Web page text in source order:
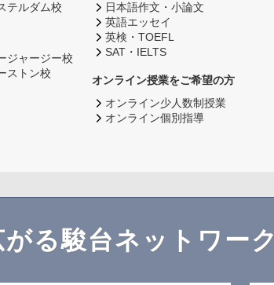
テルダム校
ジャージー校
ストン校
日本語作文・小論文
英語エッセイ
英検・TOEFL
SAT・IELTS
オンライン授業をご希望の方
オンライン少人数制授業
オンライン個別指導
がる駿台ネットワーク